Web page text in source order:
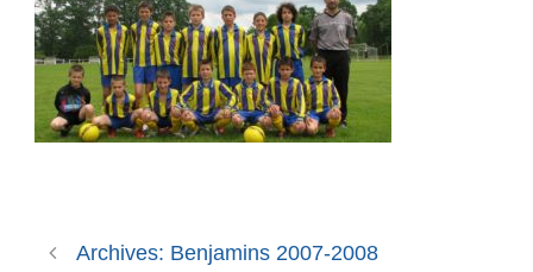
Archives: Benjamins 2007-2008